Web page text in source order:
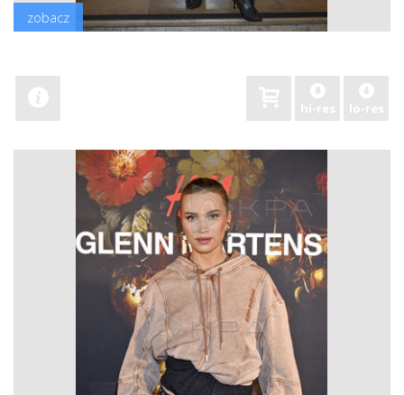
zobacz
hi-res lo-res